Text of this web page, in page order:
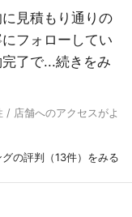
見積もり通りの
フォローしてい
了で...続きをみ
店舗へのアクセスがよ
の評判（13件）をみる